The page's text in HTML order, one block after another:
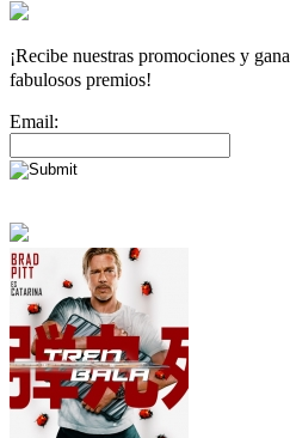
¡Recibe nuestras promociones y gana
fabulosos premios!
Email: